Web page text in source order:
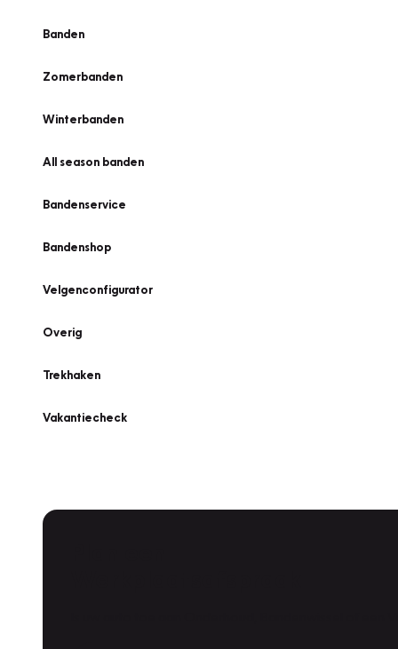
Banden
Zomerbanden
Winterbanden
All season banden
Bandenservice
Bandenshop
Velgenconfigurator
Overig
Trekhaken
Vakantiecheck